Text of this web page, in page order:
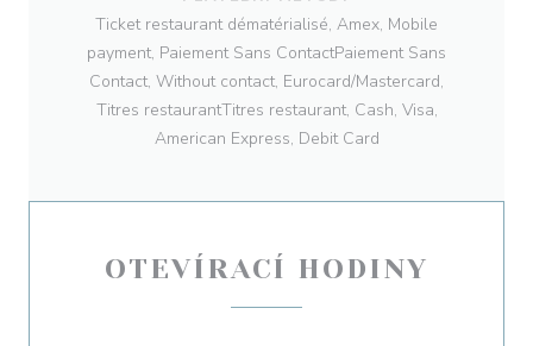
Ticket restaurant dématérialisé, Amex, Mobile
payment, Paiement Sans ContactPaiement Sans
Contact, Without contact, Eurocard/Mastercard,
Titres restaurantTitres restaurant, Cash, Visa,
American Express, Debit Card
OTEVÍRACÍ HODINY